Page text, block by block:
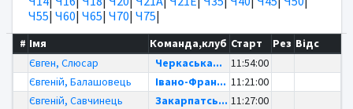
Ч55| Ч60| Ч65| Ч70| Ч75|
# Імя Команда,клуб Старт Рез Відс
Євген, Слюсар
Черкаська...
11:54:00
Євгеній, Балашовець
Івано-Фран... 11:21:00
Євгеній, Савчинець
Закарпатсь... 11:27:00